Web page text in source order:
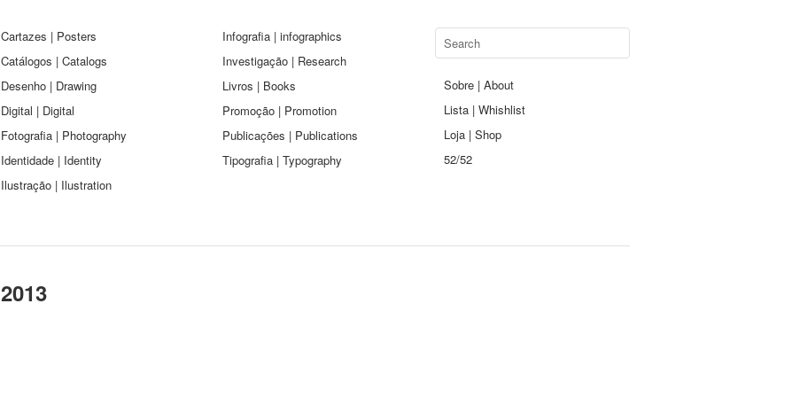
Cartazes | Posters
Catálogos | Catalogs
Desenho | Drawing
Digital | Digital
Fotografia | Photography
Identidade | Identity
Ilustração | Ilustration
Infografia | infographics
Investigação | Research
Livros | Books
Promoção | Promotion
Publicações | Publications
Tipografia | Typography
Sobre | About
Lista | Whishlist
Loja | Shop
52/52
2013